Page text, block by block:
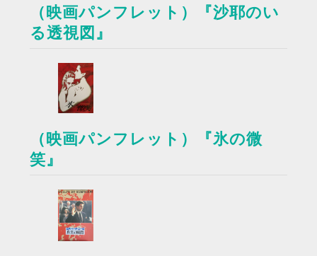
（映画パンフレット）『沙耶のい
る透視図』
（映画パンフレット）『氷の微
笑』